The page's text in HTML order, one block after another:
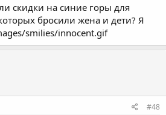
скидки на синие горы для
бросили жена и дети? Я
smilies/innocent.gif
#48